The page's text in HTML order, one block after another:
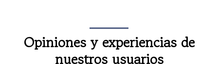
Opiniones y experiencias de
nuestros usuarios